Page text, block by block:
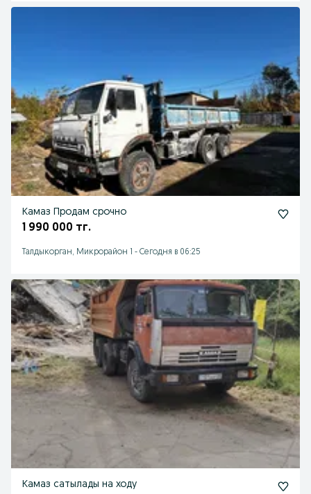
Камаз Продам срочно
1 990 000 тг.
Талдыкорган, Микрорайон 1 - Сегодня в 06:25
Камаз сатылады на ходу